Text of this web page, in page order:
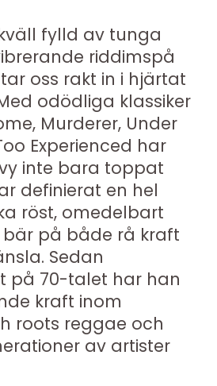
fylld av tunga
riddimspå
oss rakt in i hjärtat
odödliga klassiker
Murderer, Under
Experienced har
inte bara toppat
definierat en hel
röst, omedelbart
på både rå kraft
Sedan
på 70-talet har han
kraft inom
roots reggae och
av artister